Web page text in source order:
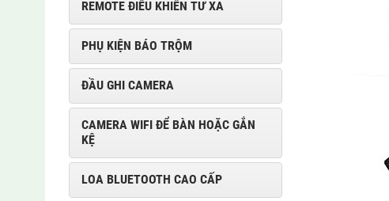
REMOTE ĐIỀU KHIỂN TỪ XA
PHỤ KIỆN BÁO TRỘM
ĐẦU GHI CAMERA
CAMERA WIFI ĐỂ BÀN HOẶC GẮN
KỆ
LOA BLUETOOTH CAO CẤP